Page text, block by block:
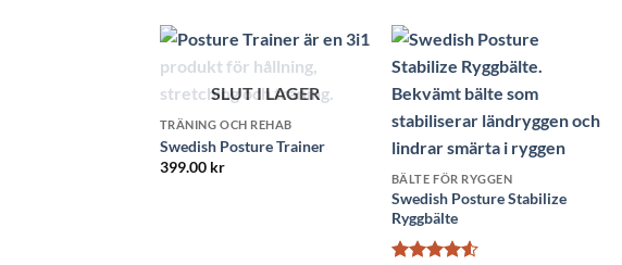
SLUT I LAGER
TRÄNING OCH REHAB
Swedish Posture Trainer
399.00 kr
BÄLTE FÖR RYGGEN
Swedish Posture Stabilize
Ryggbälte